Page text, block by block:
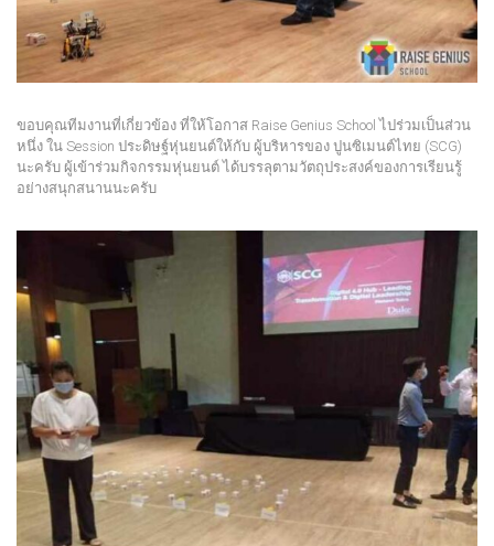
ขอบคุณทีมงานที่เกี่ยวข้อง ที่ให้โอกาส Raise Genius School ไปร่วมเป็นส่วน
หนึ่ง ใน Session ประดิษฐ์หุ่นยนต์ให้กับ ผู้บริหารของ ปูนซิเมนต์ไทย (SCG)
นะครับ ผู้เข้าร่วมกิจกรรมหุ่นยนต์ ได้บรรลุตามวัตถุประสงค์ของการเรียนรู้
อย่างสนุกสนานนะครับ